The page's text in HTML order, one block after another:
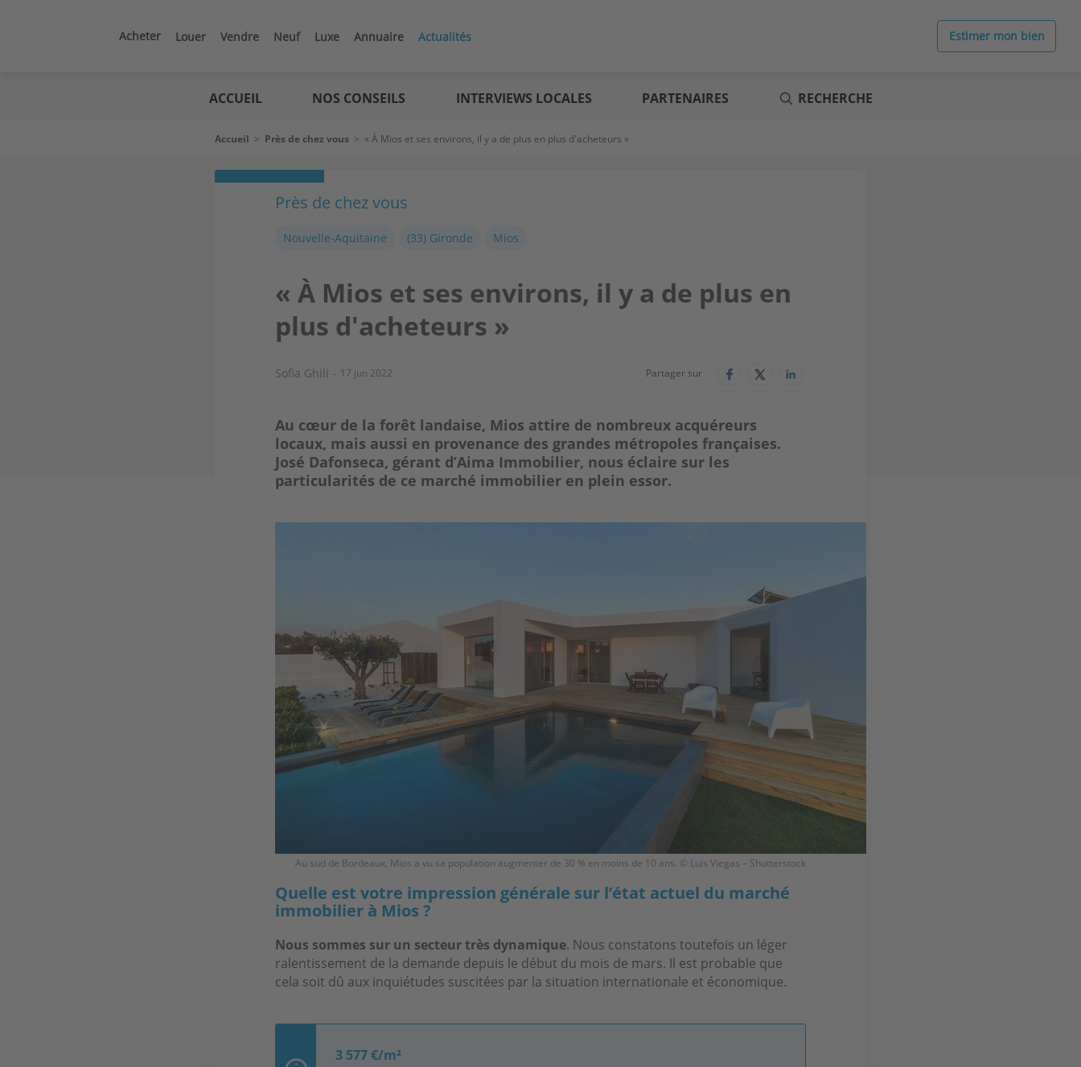
Acheter Louer Vendre Neuf Luxe Annuaire Actualités Estimer mon bien
ACCUEIL NOS CONSEILS INTERVIEWS LOCALES PARTENAIRES RECHERCHE
Fil
Accueil > Près de chez vous > « À Mios et ses environs, il y a de plus en plus d'acheteurs »
Près de chez vous
Nouvelle-Aquitaine (33) Gironde Mios
« À Mios et ses environs, il y a de plus en
plus d'acheteurs »
Sofia Ghili 17 jun 2022 Partager sur
Au cœur de la forêt landaise, Mios attire de nombreux acquéreurs
locaux, mais aussi en provenance des grandes métropoles françaises.
José Dafonseca, gérant d’Aima Immobilier, nous éclaire sur les
particularités de ce marché immobilier en plein essor.
Au sud de Bordeaux, Mios a vu sa population augmenter de 30 % en moins de 10 ans. © Luis Viegas – Shutterstock
Quelle est votre impression générale sur l’état actuel du marché
immobilier à Mios ?
Nous sommes sur un secteur très dynamique. Nous constatons toutefois un léger
ralentissement de la demande depuis le début du mois de mars. Il est probable que
cela soit dû aux inquiétudes suscitées par la situation internationale et économique.
3 577 €/m²